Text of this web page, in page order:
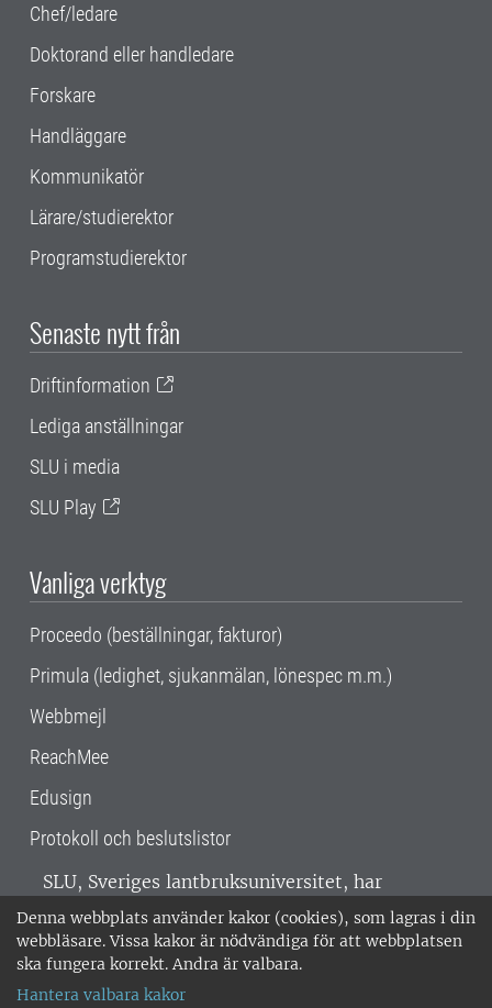
Denna webbplats använder kakor (cookies), som lagras i din
webbläsare. Vissa kakor är nödvändiga för att webbplatsen
ska fungera korrekt. Andra är valbara.
Hantera valbara kakor
Chef/ledare
Doktorand eller handledare
Forskare
Handläggare
Kommunikatör
Lärare/studierektor
Programstudierektor
Senaste nytt från
Driftinformation
Lediga anställningar
SLU i media
SLU Play
Vanliga verktyg
Proceedo (beställningar, fakturor)
Primula (ledighet, sjukanmälan, lönespec m.m.)
Webbmejl
ReachMee
Edusign
Protokoll och beslutslistor
SLU, Sveriges lantbruksuniversitet, har
verksamhet över hela Sverige. Huvudorter är
Alnarp, Uppsala och Umeå.SLU är
miljöcertifierat enligt ISO 14001. •
018-67 10 00 • Org nr: 202100-2817 •